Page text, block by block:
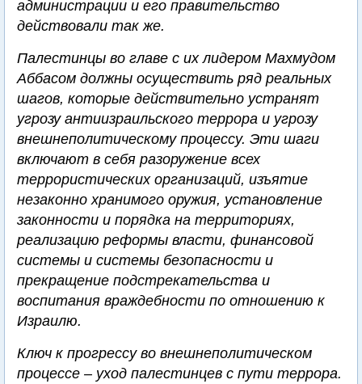
администрации и его правительство
действовали так же.
Палестинцы во главе с их лидером Махмудом
Аббасом должны осуществить ряд реальных
шагов, которые действительно устранят
угрозу антиизраильского террора и угрозу
внешнеполитическому процессу. Эти шаги
включают в себя разоружение всех
террористических организаций, изъятие
незаконно хранимого оружия, установление
законности и порядка на территориях,
реализацию реформы власти, финансовой
системы и системы безопасности и
прекращение подстрекательства и
воспитания враждебности по отношению к
Израилю.
Ключ к прогрессу во внешнеполитическом
процессе – уход палестинцев с пути террора.